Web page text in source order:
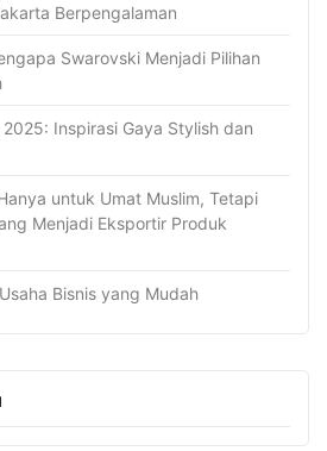
Berpengalaman
Swarovski Menjadi Pilihan
Inspirasi Gaya Stylish dan
untuk Umat Muslim, Tetapi
Menjadi Eksportir Produk
Bisnis yang Mudah